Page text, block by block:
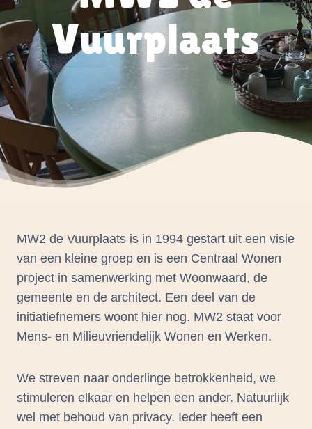
Vuurplaats
MW2 de Vuurplaats is in 1994 gestart uit een visie
van een kleine groep en is een Centraal Wonen
project in samenwerking met Woonwaard, de
gemeente en de architect. Een deel van de
initiatiefnemers woont hier nog. MW2 staat voor
Mens- en Milieuvriendelijk Wonen en Werken.
We streven naar onderlinge betrokkenheid, we
stimuleren elkaar en helpen een ander. Natuurlijk
wel met behoud van privacy. Ieder heeft een